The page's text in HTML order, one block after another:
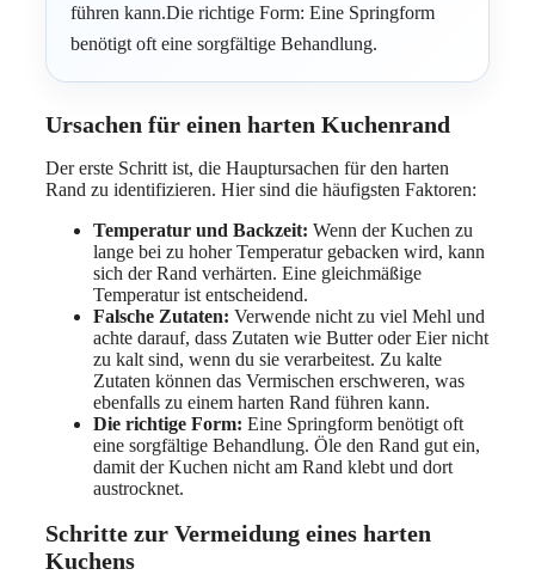
führen kann.Die richtige Form: Eine Springform
benötigt oft eine sorgfältige Behandlung.
Ursachen für einen harten Kuchenrand
Der erste Schritt ist, die Hauptursachen für den harten
Rand zu identifizieren. Hier sind die häufigsten Faktoren:
Temperatur und Backzeit: Wenn der Kuchen zu
lange bei zu hoher Temperatur gebacken wird, kann
sich der Rand verhärten. Eine gleichmäßige
Temperatur ist entscheidend.
Falsche Zutaten: Verwende nicht zu viel Mehl und
achte darauf, dass Zutaten wie Butter oder Eier nicht
zu kalt sind, wenn du sie verarbeitest. Zu kalte
Zutaten können das Vermischen erschweren, was
ebenfalls zu einem harten Rand führen kann.
Die richtige Form: Eine Springform benötigt oft
eine sorgfältige Behandlung. Öle den Rand gut ein,
damit der Kuchen nicht am Rand klebt und dort
austrocknet.
Schritte zur Vermeidung eines harten
Kuchens